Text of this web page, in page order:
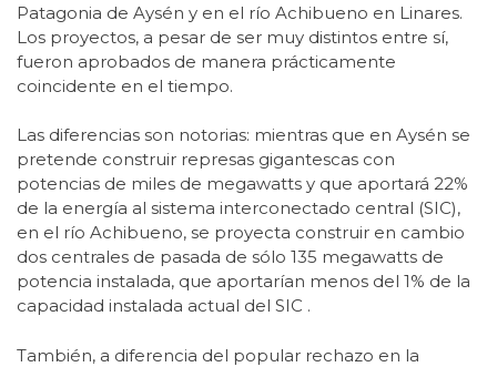
Patagonia de Aysén y en el río Achibueno en Linares.
Los proyectos, a pesar de ser muy distintos entre sí,
fueron aprobados de manera prácticamente
coincidente en el tiempo.
Las diferencias son notorias: mientras que en Aysén se
pretende construir represas gigantescas con
potencias de miles de megawatts y que aportará 22%
de la energía al sistema interconectado central (SIC),
en el río Achibueno, se proyecta construir en cambio
dos centrales de pasada de sólo 135 megawatts de
potencia instalada, que aportarían menos del 1% de la
capacidad instalada actual del SIC .
También, a diferencia del popular rechazo en la